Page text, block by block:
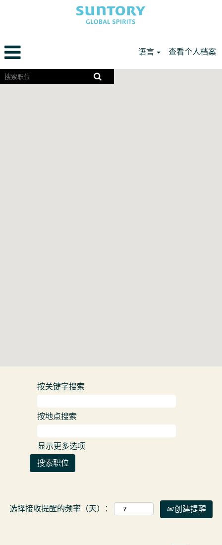
语言 查看个人档案
Americas
CN
屏
幕
按关键字搜索
按地点搜索
显示更多选项
选择接收提醒的频率（天）： 创建提醒